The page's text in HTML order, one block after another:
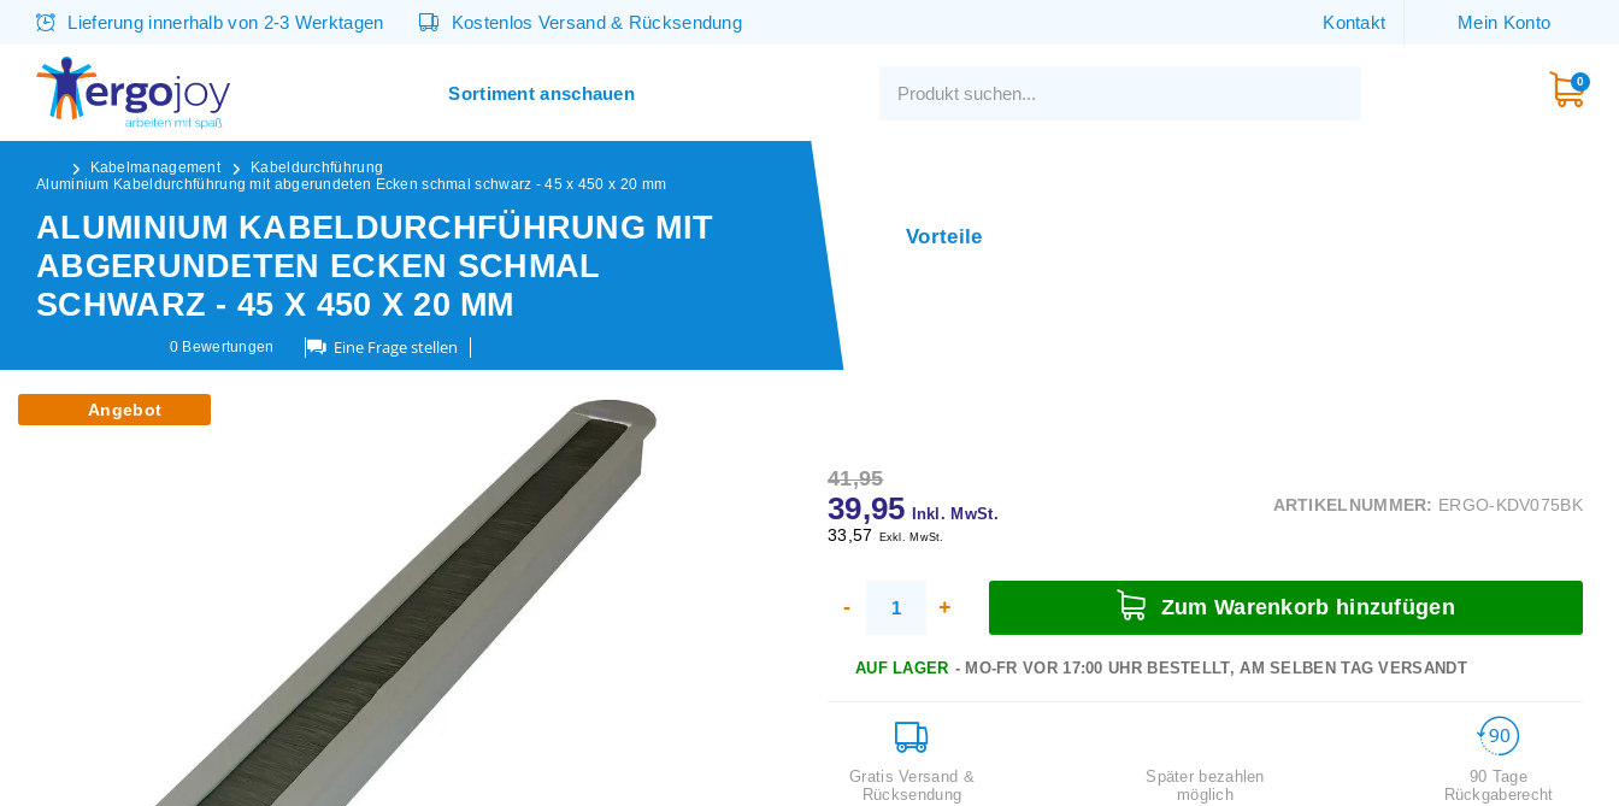
Lieferung innerhalb von 2-3 Werktagen Kostenlos Versand& Rücksendung Kontakt Mein Konto
Sortiment anschauen
0
Kabelmanagement
Kabeldurchführung
Aluminium Kabeldurchführung mit abgerundeten Ecken schmal schwarz - 45 x 450 x 20 mm
ALUMINIUM KABELDURCHFÜHRUNG MIT
ABGERUNDETEN ECKEN SCHMAL
SCHWARZ - 45 X 450 X 20 MM
0 Bewertungen Eine Frage stellen
Vorteile
Angebot
41,95
39,95
Inkl. MwSt.
33,57
Exkl. MwSt.
ARTIKELNUMMER: ERGO-KDV075BK
- + Zum Warenkorb hinzufügen
AUF LAGER - MO-FR VOR 17:00 UHR BESTELLT, AM SELBEN TAG VERSANDT
Gratis Versand &
Rücksendung
Später bezahlen
möglich
90 Tage
Rückgaberecht